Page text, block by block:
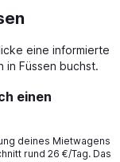
eine informierte
in Füssen buchst.
einen
deines Mietwagens
rund 26 €/Tag. Das